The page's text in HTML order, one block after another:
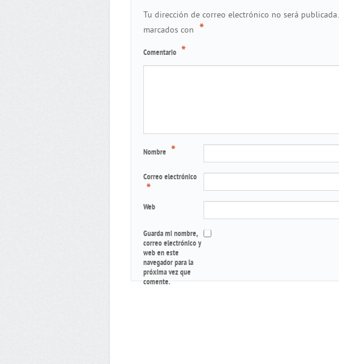
Tu dirección de correo electrónico no será publicada.
marcados con *
Comentario *
Nombre *
Correo electrónico
*
Web
Guarda mi nombre,
correo electrónico y
web en este
navegador para la
próxima vez que
comente.